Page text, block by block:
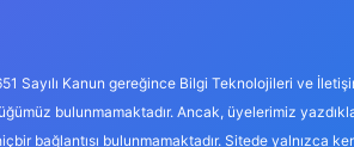
Sayılı Kanun gereğince Bilgi Teknolojileri ve
bulunmamaktadır. Ancak, üyelerimiz
bağlantısı bulunmamaktadır. Sitede yalnızca